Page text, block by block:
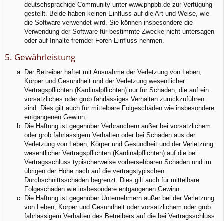
deutschsprachige Community unter www.phpbb.de zur Verfügung
gestellt. Beide haben keinen Einfluss auf die Art und Weise, wie
die Software verwendet wird. Sie können insbesondere die
Verwendung der Software für bestimmte Zwecke nicht untersagen
oder auf Inhalte fremder Foren Einfluss nehmen.
5. Gewährleistung
Der Betreiber haftet mit Ausnahme der Verletzung von Leben,
Körper und Gesundheit und der Verletzung wesentlicher
Vertragspflichten (Kardinalpflichten) nur für Schäden, die auf ein
vorsätzliches oder grob fahrlässiges Verhalten zurückzuführen
sind. Dies gilt auch für mittelbare Folgeschäden wie insbesondere
entgangenen Gewinn.
Die Haftung ist gegenüber Verbrauchern außer bei vorsätzlichem
oder grob fahrlässigem Verhalten oder bei Schäden aus der
Verletzung von Leben, Körper und Gesundheit und der Verletzung
wesentlicher Vertragspflichten (Kardinalpflichten) auf die bei
Vertragsschluss typischerweise vorhersehbaren Schäden und im
übrigen der Höhe nach auf die vertragstypischen
Durchschnittsschäden begrenzt. Dies gilt auch für mittelbare
Folgeschäden wie insbesondere entgangenen Gewinn.
Die Haftung ist gegenüber Unternehmern außer bei der Verletzung
von Leben, Körper und Gesundheit oder vorsätzlichem oder grob
fahrlässigem Verhalten des Betreibers auf die bei Vertragsschluss